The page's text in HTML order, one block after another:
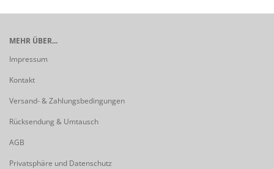
MEHR ÜBER...
Impressum
Kontakt
Versand- & Zahlungsbedingungen
Rücksendung & Umtausch
AGB
Privatsphäre und Datenschutz